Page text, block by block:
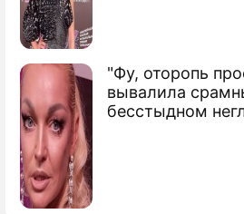
"Фу, оторопь
вывалила
бесстыдном